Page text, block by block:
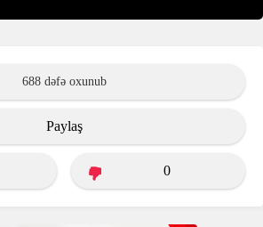
688 dəfə oxunub
Paylaş
0